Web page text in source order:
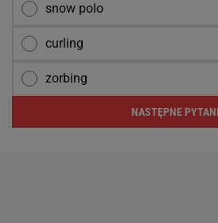
snow polo
curling
zorbing
NASTĘPNE